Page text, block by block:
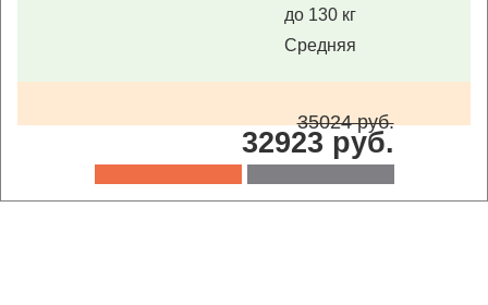
до 130 кг
Средняя
35024 руб.
32923 руб.